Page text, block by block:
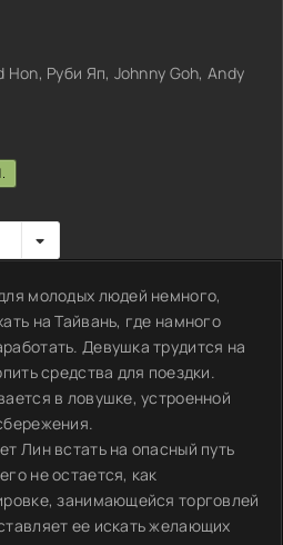
Руби Яп, Johnny Goh, Andy
молодых людей немного,
на Тайвань, где намного
Девушка трудится на
средства для поездки.
в ловушке, устроенной
Лин встать на опасный путь
не остается, как
занимающейся торговлей
ее искать желающих